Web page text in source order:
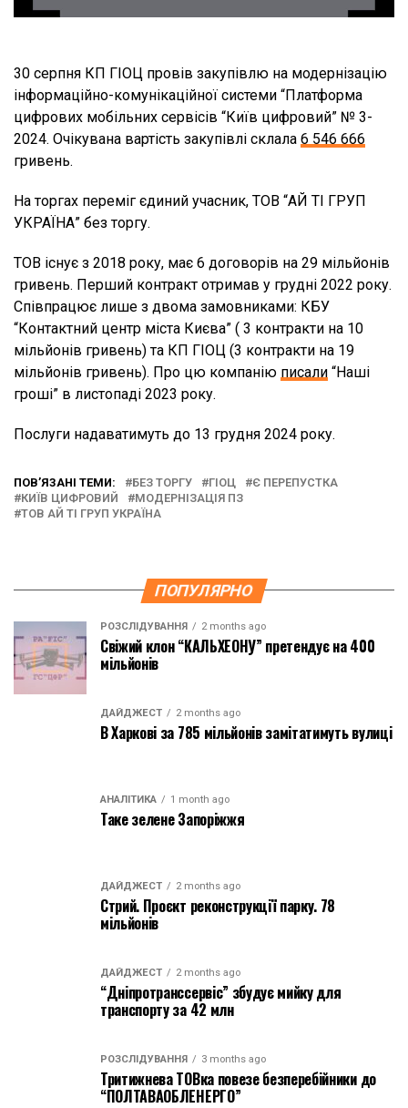
30 серпня КП ГІОЦ провів закупівлю на модернізацію
інформаційно-комунікаційної системи “Платформа
цифрових мобільних сервісів “Київ цифровий” № 3-
2024. Очікувана вартість закупівлі склала 6 546 666
гривень.
На торгах переміг єдиний учасник, ТОВ “АЙ ТІ ГРУП
УКРАЇНА” без торгу.
ТОВ існує з 2018 року, має 6 договорів на 29 мільйонів
гривень. Перший контракт отримав у грудні 2022 року.
Співпрацює лише з двома замовниками: КБУ
“Контактний центр міста Києва” ( 3 контракти на 10
мільйонів гривень) та КП ГІОЦ (3 контракти на 19
мільйонів гривень). Про цю компанію писали “Наші
гроші” в листопаді 2023 року.
Послуги надаватимуть до 13 грудня 2024 року.
ПОВ’ЯЗАНІ ТЕМИ: БЕЗ ТОРГУ ГІОЦ
Є ПЕРЕПУСТКА
КИЇВ ЦИФРОВИЙ
МОДЕРНІЗАЦІЯ ПЗ
ТОВ АЙ ТІ ГРУП УКРАЇНА
ПОПУЛЯРНО
РОЗСЛІДУВАННЯ 2 months ago
Свіжий клон “КАЛЬХЕОНУ” претендує на 400
мільйонів
ДАЙДЖЕСТ 2 months ago
В Харкові за 785 мільйонів замітатимуть вулиці
АНАЛІТИКА 1 month ago
Таке зелене Запоріжжя
ДАЙДЖЕСТ 2 months ago
Стрий. Проєкт реконструкції парку. 78
мільйонів
ДАЙДЖЕСТ 2 months ago
“Дніпротранссервіс” збудує мийку для
транспорту за 42 млн
РОЗСЛІДУВАННЯ 3 months ago
Тритижнева ТОВка повезе безперебійники до
“ПОЛТАВАОБЛЕНЕРГО”